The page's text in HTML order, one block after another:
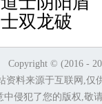
双龙破
Copyright © (2016 -
资料来源于互联网,仅
中侵犯了您的版权,敬